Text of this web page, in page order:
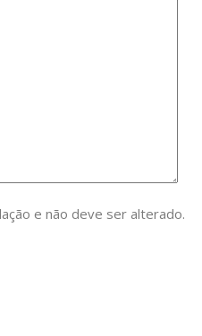
e não deve ser alterado.